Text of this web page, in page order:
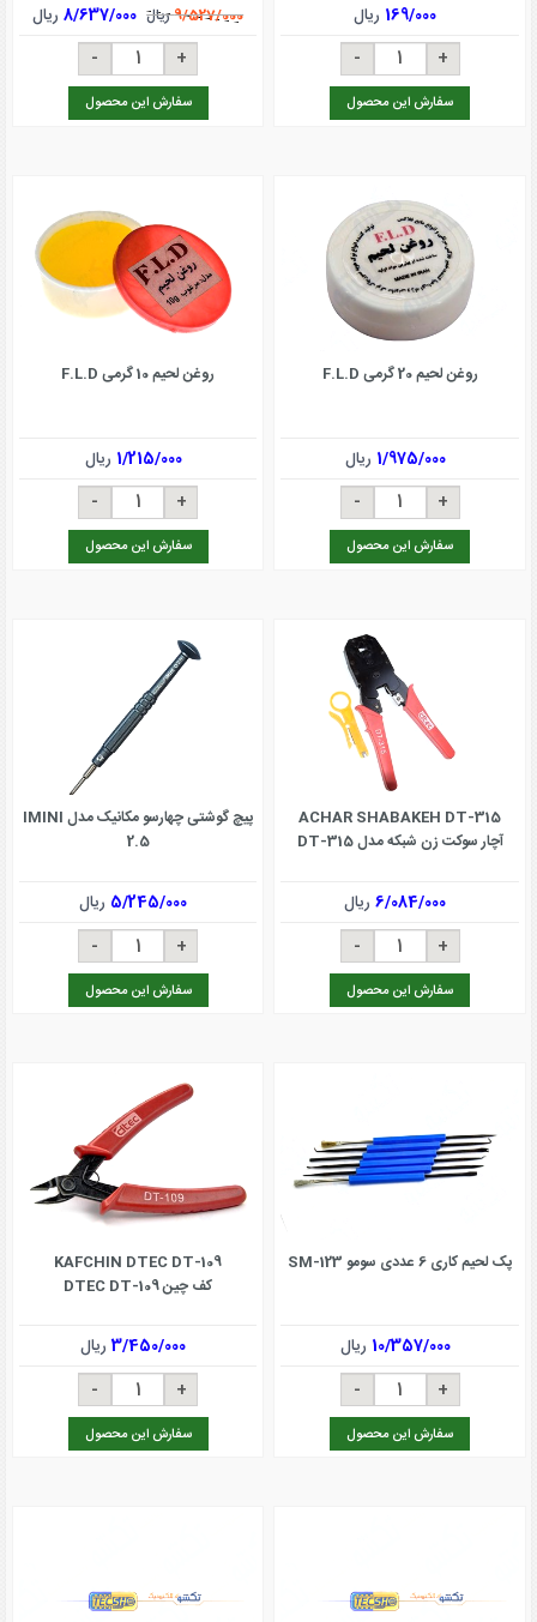
169/000 ریال
سفارش این محصول
9/527/000ریال 8/637/000ریال
سفارش این محصول
روغن لحیم 20 گرمی F.L.D
1/975/000 ریال
سفارش این محصول
روغن لحیم 10 گرمی F.L.D
1/215/000 ریال
سفارش این محصول
ACHAR SHABAKEH DT-315
آچار سوکت زن شبکه مدل DT-315
6/084/000ریال
سفارش این محصول
پیچ گوشتی چهارسو مکانیک مدل IMINI
2.5
5/245/000 ریال
سفارش این محصول
پک لحیم کاری 6 عددی سومو SM-123
10/357/000 ریال
سفارش این محصول
KAFCHIN DTEC DT-109
کف چین DTEC DT-109
3/450/000ریال
سفارش این محصول